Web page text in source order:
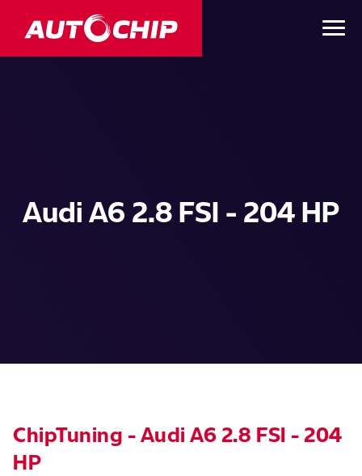
Audi A6 2.8 FSI - 204 HP
ChipTuning - Audi A6 2.8 FSI - 204
HP